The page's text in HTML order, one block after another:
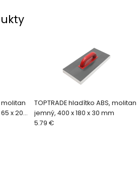
molitan
x 20
TOPTRADE hladítko ABS, molitan
jemný, 400 x 180 x 30 mm
5.79 €